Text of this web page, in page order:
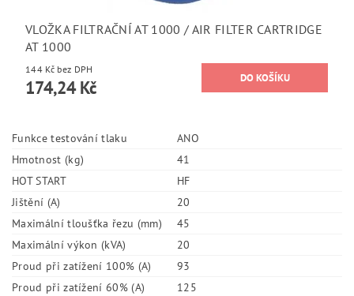
VLOŽKA FILTRAČNÍ AT 1000 / AIR FILTER CARTRIDGE
AT 1000
144 Kč bez DPH
174,24 Kč
Funkce testování tlaku
ANO
Hmotnost (kg)
41
HOT START
HF
Jištění (A)
20
Maximální tloušťka řezu (mm)
45
Maximální výkon (kVA)
20
Proud při zatížení 100% (A)
93
Proud při zatížení 60% (A)
125